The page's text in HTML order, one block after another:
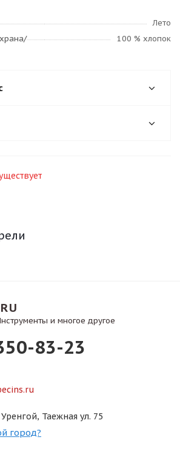
Лето
100 % хлопок
и многое другое
83-23
Таежная ул. 75
город?